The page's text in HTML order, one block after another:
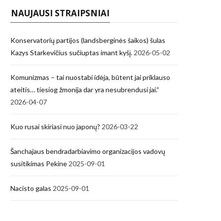
NAUJAUSI STRAIPSNIAI
Konservatorių partijos (landsberginės šaikos) šulas
Kazys Starkevičius sučiuptas imant kyšį. 2026-05-02
Komunizmas – tai nuostabi idėja, būtent jai priklauso
ateitis… tiesiog žmonija dar yra nesubrendusi jai.“
2026-04-07
Kuo rusai skiriasi nuo japonų? 2026-03-22
Šanchajaus bendradarbiavimo organizacijos vadovų
susitikimas Pekine 2025-09-01
Nacisto galas 2025-09-01